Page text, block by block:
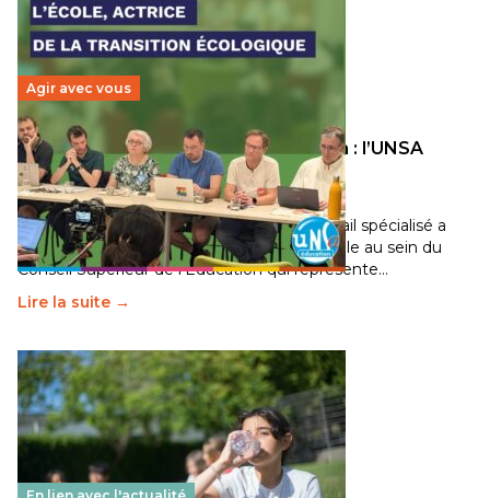
Agir avec vous
Transition écologique de l’éducation : l’UNSA
Éducation fait bouger les lignes
30 juin 2026-National
Pendant plusieurs mois, un groupe de travail spécialisé a
travaillé sur la transition écologique de l’Ecole au sein du
Conseil Supérieur de l’Éducation qui représente…
Lire la suite →